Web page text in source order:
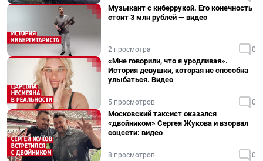
Музыкант с киберрукой. Его конечность
стоит 3 млн рублей — видео
2 просмотра 0
«Мне говорили, что я уродливая».
История девушки, которая не способна
улыбаться. Видео
5 просмотров 0
Московский таксист оказался
«двойником» Сергея Жукова и взорвал
соцсети: видео
8 просмотров 0